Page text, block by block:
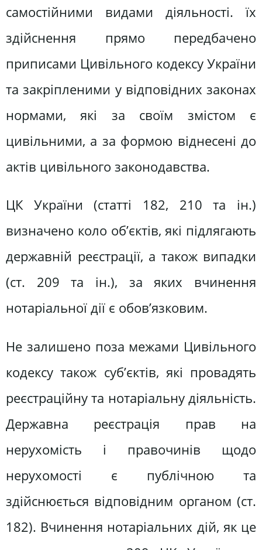
самостійними видами діяльності. їх
здійснення прямо передбачено
приписами Цивільного кодексу України
та закріпленими у відповідних законах
нормами, які за своїм змістом є
цивільними, а за формою віднесені до
актів цивільного законодавства.
ЦК України (статті 182, 210 та ін.)
визначено коло об’єктів, які підлягають
державній реєстрації, а також випадки
(ст. 209 та ін.), за яких вчинення
нотаріальної дії є обов’язковим.
Не залишено поза межами Цивільного
кодексу також суб’єктів, які провадять
реєстраційну та нотаріальну діяльність.
Державна реєстрація прав на
нерухомість і правочинів щодо
нерухомості є публічною та
здійснюється відповідним органом (ст.
182). Вчинення нотаріальних дій, як це